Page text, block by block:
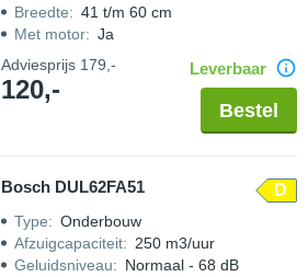
Breedte: 41 t/m 60 cm
Met motor: Ja
Adviesprijs 179,-
120,-
Leverbaar
Bestel
Bosch DUL62FA51 D
Type: Onderbouw
Afzuigcapaciteit: 250 m3/uur
Geluidsniveau: Normaal - 68 dB